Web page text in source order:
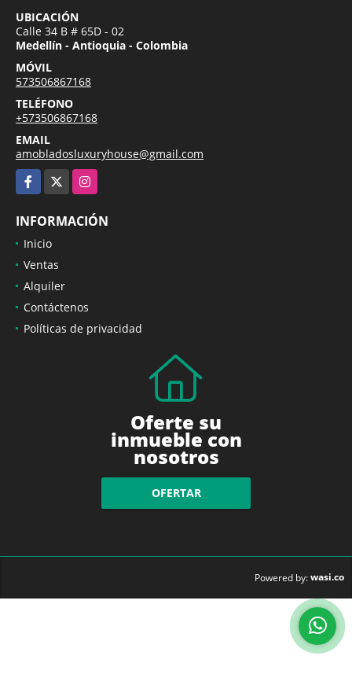
UBICACIÓN
Calle 34 B # 65D - 02
Medellín - Antioquia - Colombia
MÓVIL
573506867168
TELÉFONO
+573506867168
EMAIL
amobladosluxuryhouse@gmail.com
Facebook
Instagram
INFORMACIÓN
Inicio
Ventas
Alquiler
Contáctenos
Políticas de privacidad
Oferte su
inmueble con
nosotros
OFERTAR
Powered by:wasi.co